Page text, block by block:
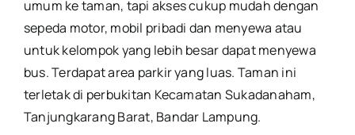
umum ke taman, tapi akses cukup mudah dengan
sepeda motor, mobil pribadi dan menyewa atau
untuk kelompok yang lebih besar dapat menyewa
bus. Terdapat area parkir yang luas. Taman ini
terletak di perbukitan Kecamatan Sukadanaham,
Tanjungkarang Barat, Bandar Lampung.